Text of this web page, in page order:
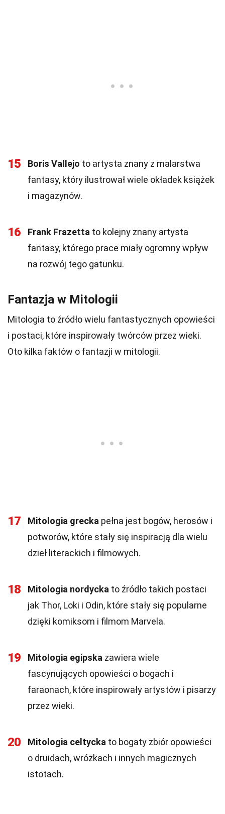
15 Boris Vallejo to artysta znany z malarstwa
fantasy, który ilustrował wiele okładek książek
i magazynów.
16 Frank Frazetta to kolejny znany artysta
fantasy, którego prace miały ogromny wpływ
na rozwój tego gatunku.
Fantazja w Mitologii
Mitologia to źródło wielu fantastycznych opowieści
i postaci, które inspirowały twórców przez wieki.
Oto kilka faktów o fantazji w mitologii.
17 Mitologia grecka pełna jest bogów, herosów i
potworów, które stały się inspiracją dla wielu
dzieł literackich i filmowych.
18 Mitologia nordycka to źródło takich postaci
jak Thor, Loki i Odin, które stały się popularne
dzięki komiksom i filmom Marvela.
19 Mitologia egipska zawiera wiele
fascynujących opowieści o bogach i
faraonach, które inspirowały artystów i pisarzy
przez wieki.
20 Mitologia celtycka to bogaty zbiór opowieści
o druidach, wróżkach i innych magicznych
istotach.